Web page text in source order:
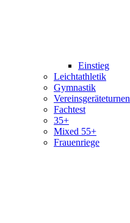
Einstieg
Leichtathletik
Gymnastik
Vereinsgeräteturnen
Fachtest
35+
Mixed 55+
Frauenriege